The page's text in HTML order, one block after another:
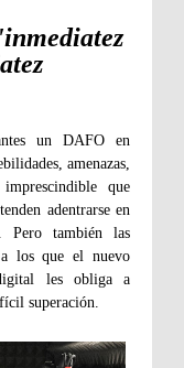
'inmediatez
un DAFO en
amenazas,
que
adentrarse en
Pero también las
a los que el nuevo
les obliga a
superación.